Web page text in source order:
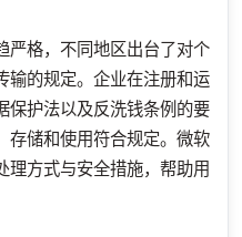
严格，不同地区出台了对个
输的规定。企业在注册和运
保护法以及反洗钱条例的要
存储和使用符合规定。微软
理方式与安全措施，帮助用